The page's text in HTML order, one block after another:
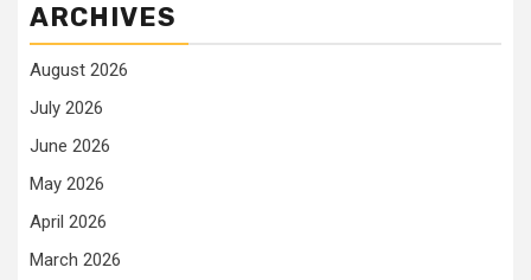
ARCHIVES
August 2026
July 2026
June 2026
May 2026
April 2026
March 2026